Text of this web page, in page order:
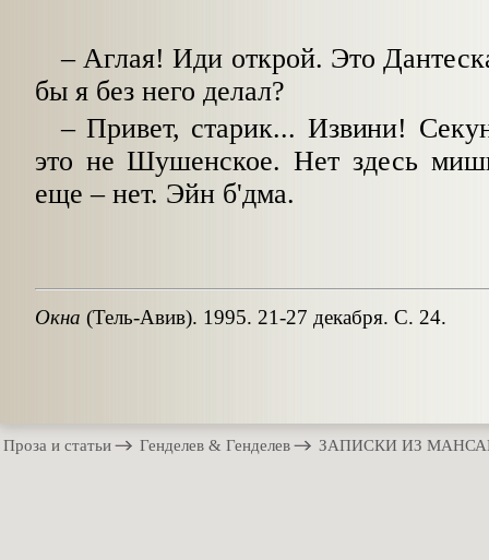
–Аглая! Иди открой. Это
бы я без него делал?
–Привет, старик... Извини!
это не Шушенское. Нет здесь
еще–нет. Эйн б'дма.
Окна (Тель-Авив). 1995. 21-27 декабря. С. 24.
Проза и статьи Генделев & Генделев ЗАПИСКИ ИЗ